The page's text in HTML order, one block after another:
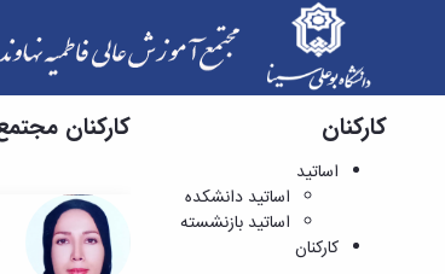
کارکنان - مجتمع آموزش عالی فاطمیه
کارکنان
اساتید
اساتید دانشکده
اساتید بازنشسته
کارکنان
کارکنان